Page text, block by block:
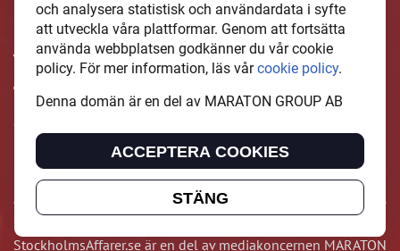
Inspirerande, engagerande och
värdefulla berättelser och reportage
från och om det lokala näringslivet och
dess aktörer samt en hel del annan
läsvärt innehåll.
StockholmsAffarer.se är en del av mediakoncernen MARATON
och analysera statistisk och användardata i syfte
att utveckla våra plattformar. Genom att fortsätta
använda webbplatsen godkänner du vår cookie
policy. För mer information, läs vårcookie policy.
Denna domän är en del av MARATON GROUP AB
ACCEPTERA COOKIES
STÄNG